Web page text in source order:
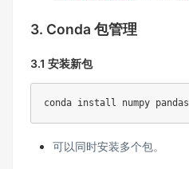
3. Conda 包管理
3.1 安装新包
conda install numpy pandas
可以同时安装多个包。